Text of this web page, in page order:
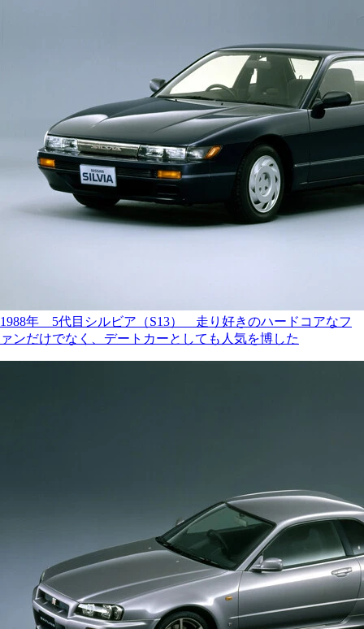
1988年 5代目シルビア（S13） 走り好きのハードコアなフ
ァンだけでなく、デートカーとしても人気を博した